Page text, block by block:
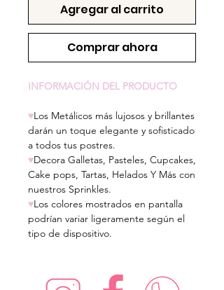
Agregar al carrito
Comprar ahora
INFORMACIÓN DEL PRODUCTO
♥Los Metálicos más lujosos y brillantes
darán un toque elegante y sofisticado
a todos tus postres.
♥Decora Galletas, Pasteles, Cupcakes,
Cake pops, Tartas, Helados Y Más con
nuestros Sprinkles.
♥Los colores mostrados en pantalla
podrían variar ligeramente según el
tipo de dispositivo.